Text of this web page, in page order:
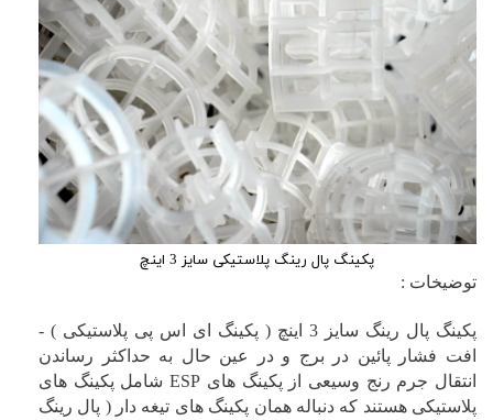
پکینگ پال رینگ پلاستیکی سایز 3 اینچ
توضیخات :
پکینگ پال رینگ سایز 3 اینچ ( پکینگ ای اس پی پلاستیکی ) -
افت فشار پائین در برج و در عین حال به حداکثر رساندن
انتقال جرم رنج وسیعی از پکینگ های ESPشامل پکینگ های
پلاستیکی هستند که دنباله همان پکینگ های تیغه دار ( پال رینگ